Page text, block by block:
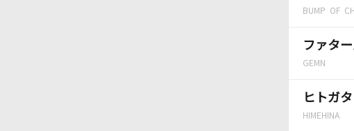
BUMP OF
ファタ
GEMN
ヒトガタ
HIMEHINA